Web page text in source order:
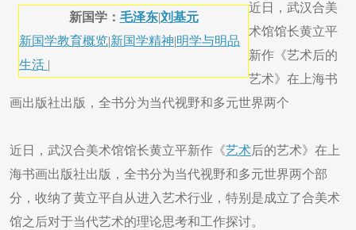
新国学： 毛泽东|刘基元
新国学教育概览|新国学精神|明学与明品
生活 |
近日，武汉合美
术馆馆长黄立平
新作《艺术后的
艺术》在上海书
画出版社出版，全书分为当代视野和多元世界两个
近日，武汉合美术馆馆长黄立平新作《艺术后的艺术》在上
海书画出版社出版，全书分为当代视野和多元世界两个部
分，收纳了黄立平自从进入艺术行业，特别是成立了合美术
馆之后对于当代艺术的理论思考和工作探讨。